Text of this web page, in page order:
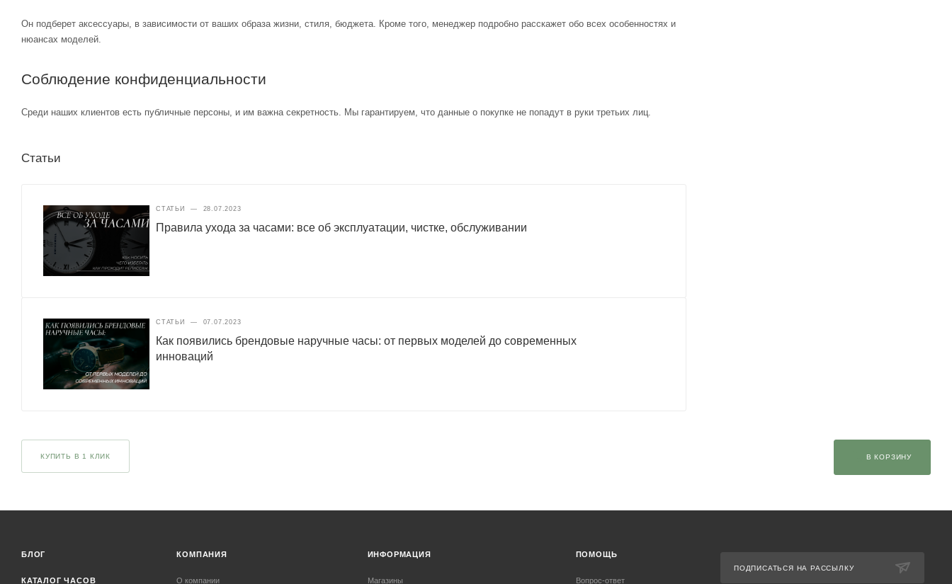
Он подберет аксессуары, в зависимости от ваших образа жизни, стиля, бюджета. Кроме того, менеджер подробно расскажет обо всех особенностях и
нюансах моделей.
Соблюдение конфиденциальности
Среди наших клиентов есть публичные персоны, и им важна секретность. Мы гарантируем, что данные о покупке не попадут в руки третьих лиц.
Статьи
СТАТЬИ — 28.07.2023
Правила ухода за часами: все об эксплуатации, чистке, обслуживании
СТАТЬИ — 07.07.2023
Как появились брендовые наручные часы: от первых моделей до современных
инноваций
КУПИТЬ В 1 КЛИК В КОРЗИНУ
БЛОГ
КАТАЛОГ ЧАСОВ
КОМПАНИЯ
О компании
ИНФОРМАЦИЯ
Магазины
ПОМОЩЬ
Вопрос-ответ
ПОДПИСАТЬСЯ НА РАССЫЛКУ